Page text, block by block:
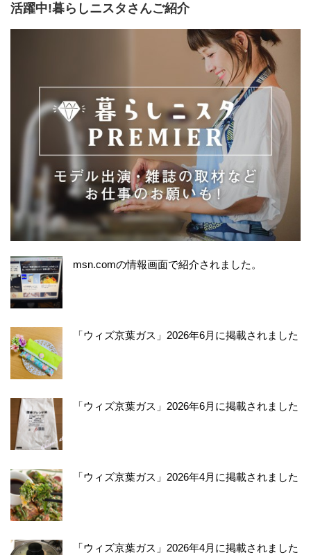
活躍中!暮らしニスタさんご紹介
msn.comの情報画面で紹介されました。
「ウィズ京葉ガス」2026年6月に掲載されました
「ウィズ京葉ガス」2026年6月に掲載されました
「ウィズ京葉ガス」2026年4月に掲載されました
「ウィズ京葉ガス」2026年4月に掲載されました